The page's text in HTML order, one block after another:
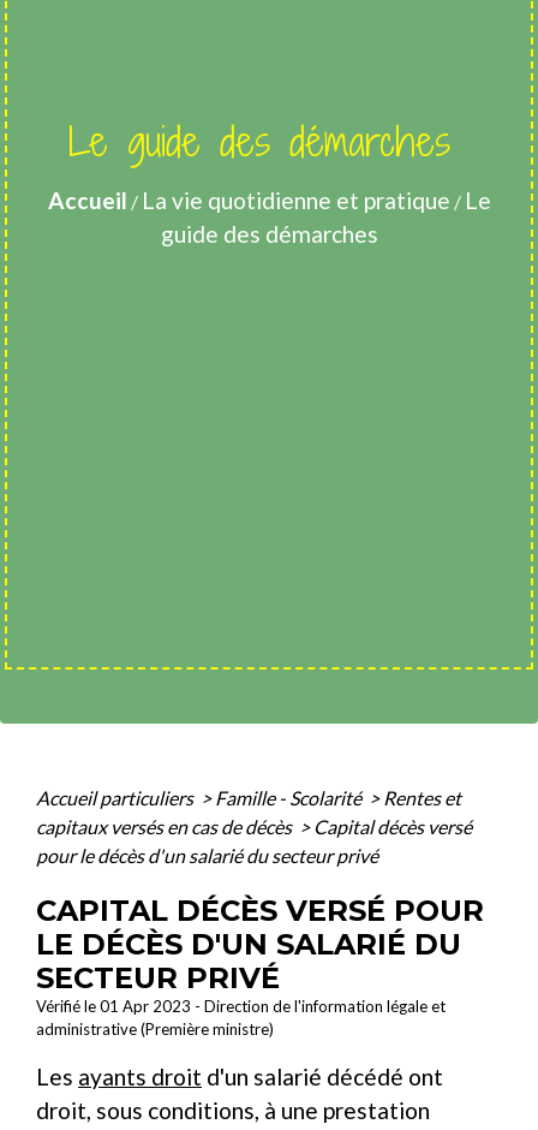
Le guide des démarches
Accueil / La vie quotidienne et pratique / Le
guide des démarches
Accueil particuliers > Famille - Scolarité > Rentes et
capitaux versés en cas de décès > Capital décès versé
pour le décès d'un salarié du secteur privé
CAPITAL DÉCÈS VERSÉ POUR
LE DÉCÈS D'UN SALARIÉ DU
SECTEUR PRIVÉ
Vérifié le 01 Apr 2023 - Direction de l'information légale et
administrative (Première ministre)
Les ayants droit d'un salarié décédé ont
droit, sous conditions, à une prestation